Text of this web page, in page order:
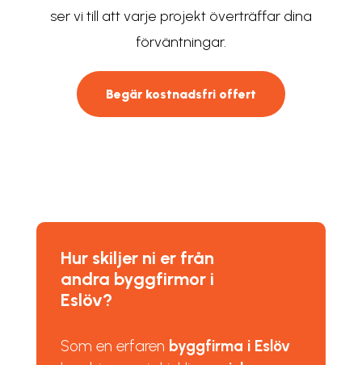
ser vi till att varje projekt överträffar dina
förväntningar.
Begär kostnadsfri offert
Hur skiljer ni er från
andra byggfirmor i
Eslöv?
Som en erfaren byggfirma i Eslöv